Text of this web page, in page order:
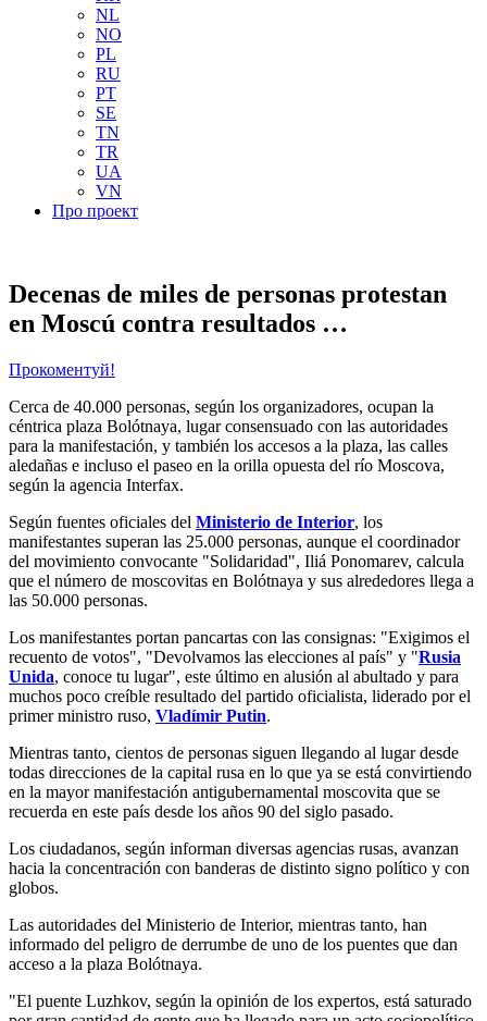
NL
NO
PL
RU
PT
SE
TN
TR
UA
VN
Про проект
Decenas de miles de personas protestan
en Moscú contra resultados …
Прокоментуй!
Cerca de 40.000 personas, según los organizadores, ocupan la
céntrica plaza Bolótnaya, lugar consensuado con las autoridades
para la manifestación, y también los accesos a la plaza, las calles
aledañas e incluso el paseo en la orilla opuesta del río Moscova,
según la agencia Interfax.
Según fuentes oficiales del Ministerio de Interior, los
manifestantes superan las 25.000 personas, aunque el coordinador
del movimiento convocante "Solidaridad", Iliá Ponomarev, calcula
que el número de moscovitas en Bolótnaya y sus alrededores llega a
las 50.000 personas.
Los manifestantes portan pancartas con las consignas: "Exigimos el
recuento de votos", "Devolvamos las elecciones al país" y "Rusia
Unida, conoce tu lugar", este último en alusión al abultado y para
muchos poco creíble resultado del partido oficialista, liderado por el
primer ministro ruso, Vladímir Putin.
Mientras tanto, cientos de personas siguen llegando al lugar desde
todas direcciones de la capital rusa en lo que ya se está convirtiendo
en la mayor manifestación antigubernamental moscovita que se
recuerda en este país desde los años 90 del siglo pasado.
Los ciudadanos, según informan diversas agencias rusas, avanzan
hacia la concentración con banderas de distinto signo político y con
globos.
Las autoridades del Ministerio de Interior, mientras tanto, han
informado del peligro de derrumbe de uno de los puentes que dan
acceso a la plaza Bolótnaya.
"El puente Luzhkov, según la opinión de los expertos, está saturado